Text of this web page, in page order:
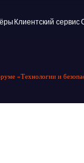
сервисО компании
«Технологии и